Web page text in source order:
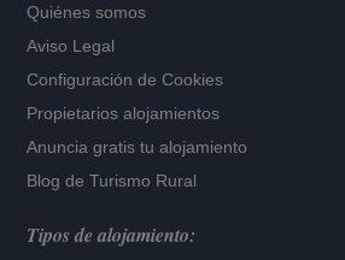
Quiénes somos
Aviso Legal
Configuración de Cookies
Propietarios alojamientos
Anuncia gratis tu alojamiento
Blog de Turismo Rural
Tipos de alojamiento: